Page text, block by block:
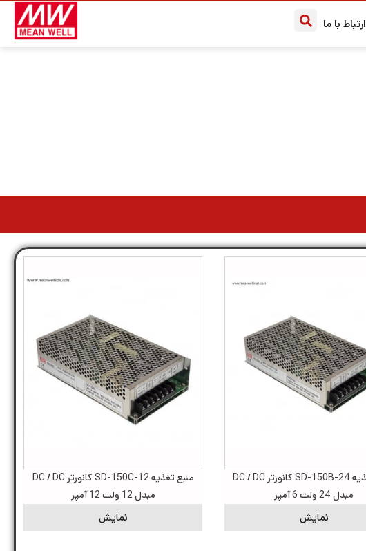
ارتباط با ما
منبع تغذیه SD-150B-24 کانورتر DC / DC
مبدل 24 ولت 6 آمپر
نمایش
منبع تغذیه SD-150C-12 کانورتر DC / DC
مبدل 12 ولت 12 آمپر
نمایش